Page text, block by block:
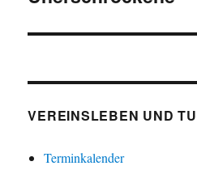
VEREINSLEBEN UND
Terminkalender